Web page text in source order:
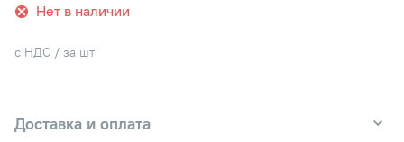
Нет в наличии
с НДС / за шт
Доставка и оплата